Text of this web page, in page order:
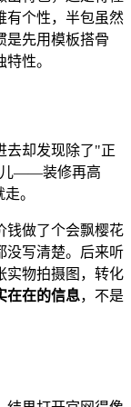
有个性，半包虽然
是先用模板搭骨
性。
去却发现除了"正
儿——装修再高
。
钱做了个会飘樱花
没写清楚。后来听
实物拍摄图，转化
在在的信息，不是